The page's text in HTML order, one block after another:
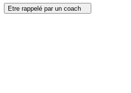
Etre rappelé par un coach